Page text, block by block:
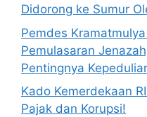
Didorong ke Sumur
Pemdes
Pemulasaran
Pentingnya
Kado Kemerdekaan
Pajak dan Korupsi!